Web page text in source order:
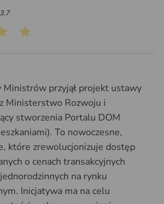
Ministrów przyjął projekt ustawy
Ministerstwo Rozwoju i
stworzenia Portalu DOM
To nowoczesne,
które zrewolucjonizuje dostęp
o cenach transakcyjnych
na rynku
Inicjatywa ma na celu